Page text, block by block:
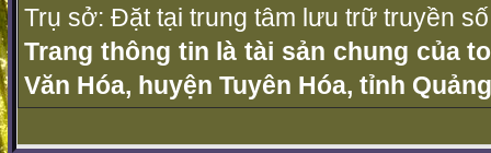
Trụ sở: Đặt tại trung tâm lưu trữ truyền
Trang thông tin là tài sản chung của
Văn Hóa, huyện Tuyên Hóa, tỉnh